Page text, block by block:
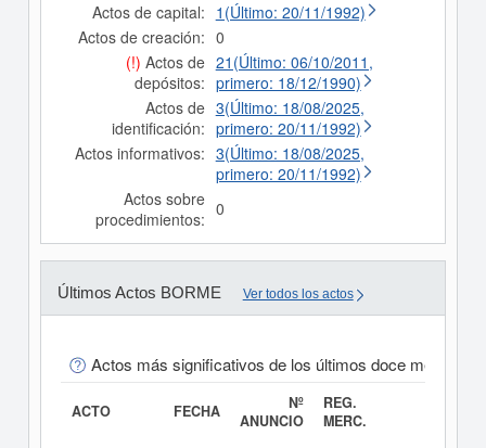
Actos de capital: 1(Último: 20/11/1992)
Actos de creación: 0
(!) Actos de
depósitos:
21(Último: 06/10/2011,
primero: 18/12/1990)
Actos de
identificación:
3(Último: 18/08/2025,
primero: 20/11/1992)
Actos informativos: 3(Último: 18/08/2025,
primero: 20/11/1992)
Actos sobre
procedimientos: 0
Últimos Actos BORME Ver todos los actos
Actos más significativos de los últimos doce meses
ACTO FECHA
Nº
ANUNCIO
REG.
MERC.